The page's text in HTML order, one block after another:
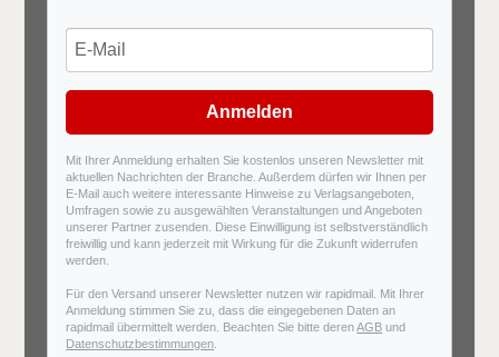
Anmelden
Mit Ihrer Anmeldung erhalten Sie kostenlos unseren Newsletter mit
aktuellen Nachrichten der Branche. Außerdem dürfen wir Ihnen per
E-Mail auch weitere interessante Hinweise zu Verlagsangeboten,
Umfragen sowie zu ausgewählten Veranstaltungen und Angeboten
unserer Partner zusenden. Diese Einwilligung ist selbstverständlich
freiwillig und kann jederzeit mit Wirkung für die Zukunft widerrufen
werden.
Für den Versand unserer Newsletter nutzen wir rapidmail. Mit Ihrer
Anmeldung stimmen Sie zu, dass die eingegebenen Daten an
rapidmail übermittelt werden. Beachten Sie bitte derenAGB und
Datenschutzbestimmungen